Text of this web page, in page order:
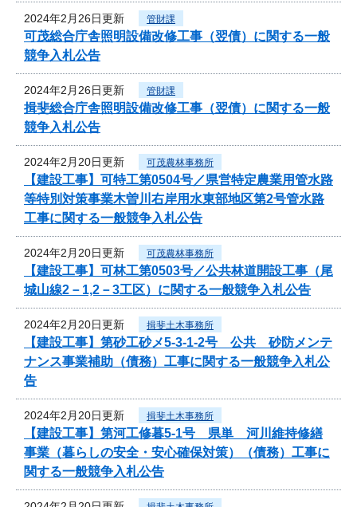
2024年2月26日更新 管財課
可茂総合庁舎照明設備改修工事（翌債）に関する一般
競争入札公告
2024年2月26日更新 管財課
揖斐総合庁舎照明設備改修工事（翌債）に関する一般
競争入札公告
2024年2月20日更新 可茂農林事務所
【建設工事】可特工第0504号／県営特定農業用管水路
等特別対策事業木曽川右岸用水東部地区第2号管水路
工事に関する一般競争入札公告
2024年2月20日更新 可茂農林事務所
【建設工事】可林工第0503号／公共林道開設工事（尾
城山線2－1,2－3工区）に関する一般競争入札公告
2024年2月20日更新 揖斐土木事務所
【建設工事】第砂工砂メ5-3-1-2号 公共 砂防メンテ
ナンス事業補助（債務）工事に関する一般競争入札公
告
2024年2月20日更新 揖斐土木事務所
【建設工事】第河工修暮5-1号 県単 河川維持修繕
事業（暮らしの安全・安心確保対策）（債務）工事に
関する一般競争入札公告